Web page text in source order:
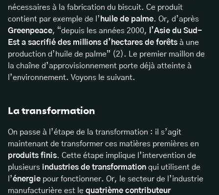
nécessaires à la fabrication du biscuit. Ce produit
contient par exemple de l’ huile de palme. Or, d’après
Greenpeace, “depuis les années 2000,
l’Asie du Sud-
Est a sacrifié des millions d’hectares de forêts à une
production d’huile de palme” (2). Le premier maillon de
la chaîne d’approvisionnement porte déjà atteinte à
l’environnement. Voyons le suivant.
La transformation
On passe à l’étape de la transformation : il s’agit
maintenant de transformer ces matières premières en
produits finis. Cette étape implique l’intervention de
plusieurs industries de transformation qui utilisent de
l’énergie pour fonctionner. Or, le secteur de l’industrie
manufacturière est le quatrième contributeur